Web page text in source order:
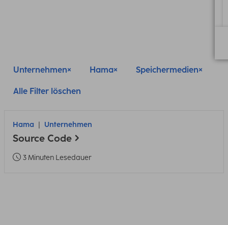
Unternehmen Hama Speichermedien
Alle Filter löschen
Hama Unternehmen
Source Code
3 Minuten Lesedauer